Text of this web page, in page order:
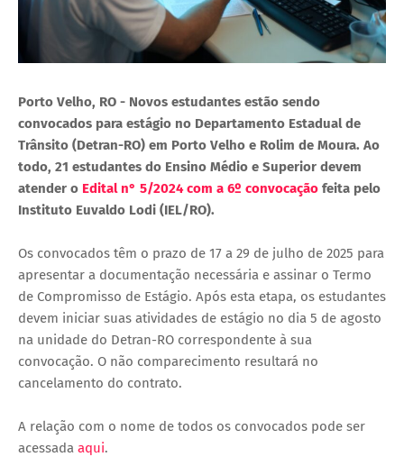
Porto Velho, RO - Novos estudantes estão sendo
convocados para estágio no Departamento Estadual de
Trânsito (Detran-RO) em Porto Velho e Rolim de Moura. Ao
todo, 21 estudantes do Ensino Médio e Superior devem
atender o Edital n° 5/2024 com a 6º convocação feita pelo
Instituto Euvaldo Lodi (IEL/RO).
Os convocados têm o prazo de 17 a 29 de julho de 2025 para
apresentar a documentação necessária e assinar o Termo
de Compromisso de Estágio. Após esta etapa, os estudantes
devem iniciar suas atividades de estágio no dia 5 de agosto
na unidade do Detran-RO correspondente à sua
convocação. O não comparecimento resultará no
cancelamento do contrato.
A relação com o nome de todos os convocados pode ser
acessada aqui.